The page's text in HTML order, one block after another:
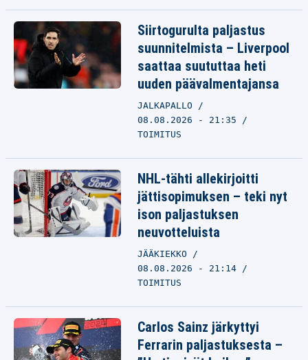
Siirtogurulta paljastus
suunnitelmista – Liverpool
saattaa suututtaa heti
uuden päävalmentajansa
JALKAPALLO
08.08.2026 - 21:35
TOIMITUS
NHL-tähti allekirjoitti
jättisopimuksen – teki nyt
ison paljastuksen
neuvotteluista
JÄÄKIEKKO
08.08.2026 - 21:14
TOIMITUS
Carlos Sainz järkyttyi
Ferrarin paljastuksesta –